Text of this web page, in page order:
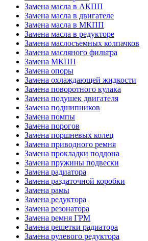
Замена масла в АКПП
Замена масла в двигателе
Замена масла в МКПП
Замена масла в редукторе
Замена маслосъемных колпачков
Замена масляного фильтра
Замена МКПП
Замена опоры
Замена охлаждающей жидкости
Замена поворотного кулака
Замена подушек двигателя
Замена подшипников
Замена помпы
Замена порогов
Замена поршневых колец
Замена приводного ремня
Замена прокладки поддона
Замена пружины подвески
Замена радиатора
Замена раздаточной коробки
Замена рамы
Замена редуктора
Замена резонатора
Замена ремня ГРМ
Замена решетки радиатора
Замена рулевого редуктора